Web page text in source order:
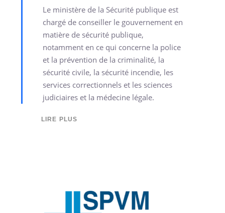
Le ministère de la Sécurité publique est
chargé de conseiller le gouvernement en
matière de sécurité publique,
notamment en ce qui concerne la police
et la prévention de la criminalité, la
sécurité civile, la sécurité incendie, les
services correctionnels et les sciences
judiciaires et la médecine légale.
LIRE PLUS